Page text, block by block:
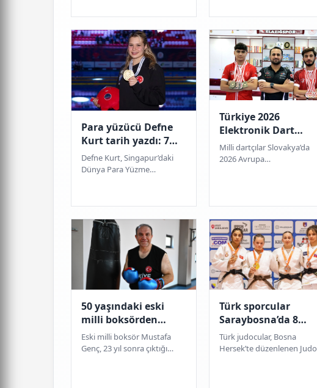
Şampiyonası’nda finale
yükselerek dünya ikincili...
Para yüzücü Defne
Kurt tarih yazdı: 7
günde 5 altın
madalya
Defne Kurt, Singapur’daki
Dünya Para Yüzme
kazandı ve Türk spor tarihine
Türkiye 2026
Elektronik Dart
Avrupa
Şampiyonası’nda 13
Milli dartçılar Slovakya’da
2026 Avrupa
50 yaşındaki eski
milli boksörden
muhteşem geri
dönüş!
Eski milli boksör Mustafa
Genç, 23 yıl sonra çıktığı
Türk sporcular
Saraybosna’da 8
madalya kazandı
Türk judocular, Bosna
Hersek’te düzenlenen Judo